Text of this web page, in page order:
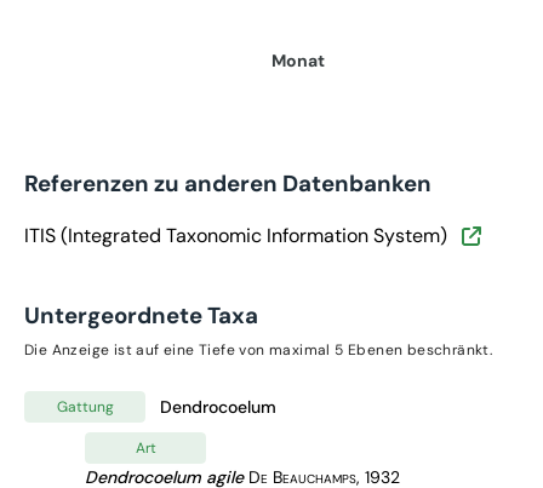
Monat
Referenzen zu anderen Datenbanken
ITIS (Integrated Taxonomic Information System)
Untergeordnete Taxa
Die Anzeige ist auf eine Tiefe von maximal 5 Ebenen beschränkt.
Gattung Dendrocoelum
Art
Dendrocoelum agile De Beauchamps, 1932